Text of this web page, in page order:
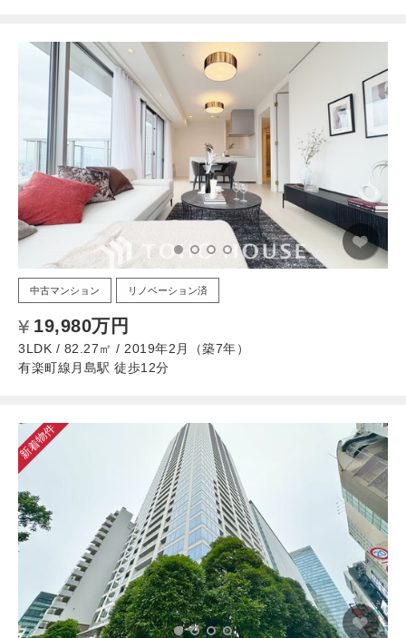
中古マンション リノベーション済
19,980万円
3LDK / 82.27㎡ / 2019年2月（築7年）
有楽町線月島駅 徒歩12分
新着物件